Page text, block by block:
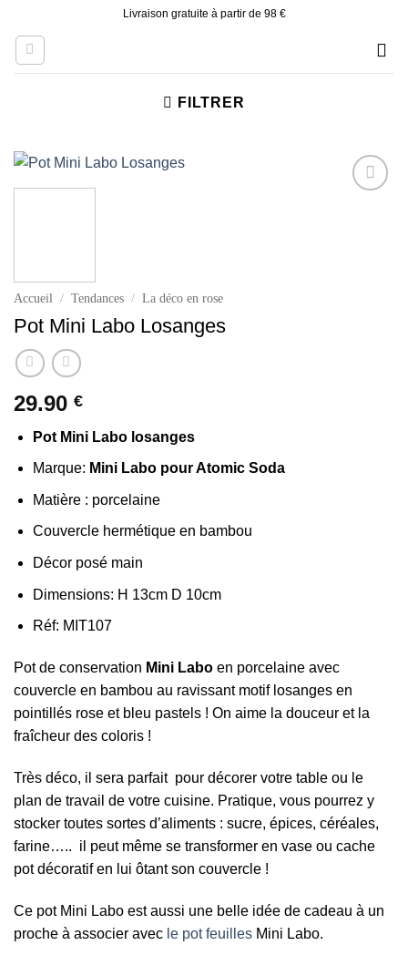
content
Livraison gratuite à partir de 98 €
FILTRER
Accueil / Tendances / La déco en rose
Pot Mini Labo Losanges
29.90 €
Pot Mini Labo losanges
Marque: Mini Labo pour Atomic Soda
Matière : porcelaine
Couvercle hermétique en bambou
Décor posé main
Dimensions: H 13cm D 10cm
Réf: MIT107
Pot de conservation Mini Labo en porcelaine avec
couvercle en bambou au ravissant motif losanges en
pointillés rose et bleu pastels ! On aime la douceur et la
fraîcheur des coloris !
Très déco, il sera parfait pour décorer votre table ou le
plan de travail de votre cuisine. Pratique, vous pourrez y
stocker toutes sortes d’aliments : sucre, épices, céréales,
farine….. il peut même se transformer en vase ou cache
pot décoratif en lui ôtant son couvercle !
Ce pot Mini Labo est aussi une belle idée de cadeau à un
proche à associer avec le pot feuilles Mini Labo.